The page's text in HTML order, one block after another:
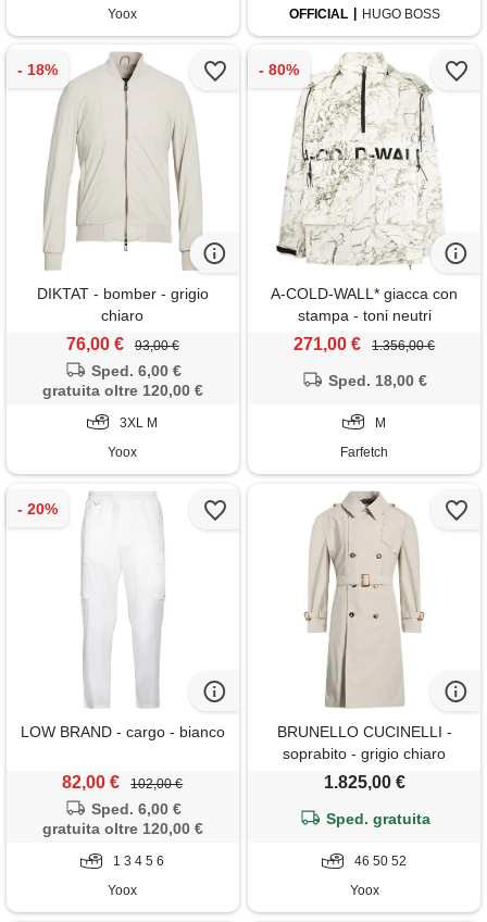
Yoox OFFICIAL HUGO BOSS
DIKTAT - bomber - grigio
chiaro
76,00 € 93,00 €
Sped. 6,00 €
gratuita oltre 120,00 €
3XL M
Yoox
A-COLD-WALL* giacca con
stampa - toni neutri
271,00 € 1.356,00 €
Sped. 18,00 €
M
Farfetch
LOW BRAND - cargo - bianco
82,00 € 102,00 €
Sped. 6,00 €
gratuita oltre 120,00 €
1 3 4 5 6
Yoox
BRUNELLO CUCINELLI -
soprabito - grigio chiaro
1.825,00 €
Sped. gratuita
46 50 52
Yoox